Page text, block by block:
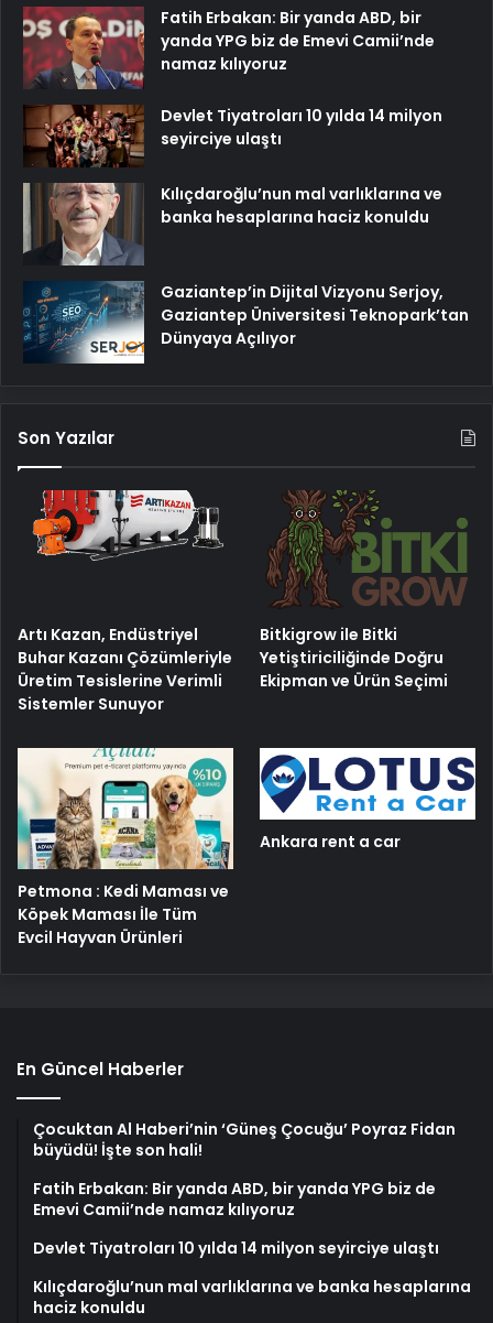
Fatih Erbakan: Bir yanda ABD, bir
yanda YPG biz de Emevi Camii’nde
namaz kılıyoruz
Devlet Tiyatroları 10 yılda 14 milyon
seyirciye ulaştı
Kılıçdaroğlu’nun mal varlıklarına ve
banka hesaplarına haciz konuldu
Gaziantep’in Dijital Vizyonu Serjoy,
Gaziantep Üniversitesi Teknopark’tan
Dünyaya Açılıyor
Son Yazılar
Artı Kazan, Endüstriyel
Buhar Kazanı Çözümleriyle
Üretim Tesislerine Verimli
Sistemler Sunuyor
Bitkigrow ile Bitki
Yetiştiriciliğinde Doğru
Ekipman ve Ürün Seçimi
Petmona : Kedi Maması ve
Köpek Maması İle Tüm
Evcil Hayvan Ürünleri
Ankara rent a car
En Güncel Haberler
Çocuktan Al Haberi’nin ‘Güneş Çocuğu’ Poyraz Fidan
büyüdü! İşte son hali!
Fatih Erbakan: Bir yanda ABD, bir yanda YPG biz de
Emevi Camii’nde namaz kılıyoruz
Devlet Tiyatroları 10 yılda 14 milyon seyirciye ulaştı
Kılıçdaroğlu’nun mal varlıklarına ve banka hesaplarına
haciz konuldu